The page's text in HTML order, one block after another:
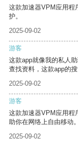
这款加速器VPM应用程
护。
2025-09-02
游客
这款app就像我的私人
查找资料，这款app的
2025-09-02
游客
这款加速器VPM应用程
助你在网络上自由移动。
2025-09-02